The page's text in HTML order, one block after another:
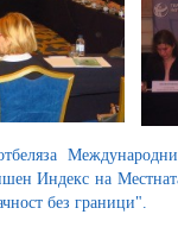
Индекс на
без граници".